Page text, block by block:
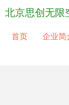
北京思创无限
首页 企业简